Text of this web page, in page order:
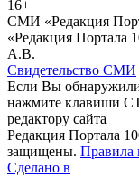
16+
СМИ «Редакция
«Редакция Портала
А.В.
Свидетельство СМИ
Если Вы
нажмите клавиши
редактору сайта
Редакция Портала
защищены. Правила
Сделано в